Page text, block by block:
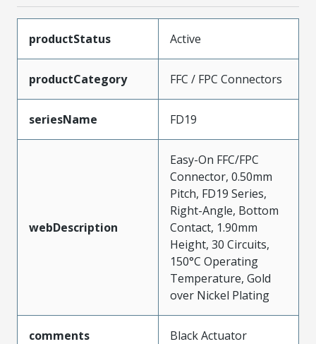
productStatus Active
productCategory FFC / FPC Connectors
seriesName FD19
webDescription
Easy-On FFC/FPC
Connector, 0.50mm
Pitch, FD19 Series,
Right-Angle, Bottom
Contact, 1.90mm
Height, 30 Circuits,
150°C Operating
Temperature, Gold
over Nickel Plating
comments Black Actuator